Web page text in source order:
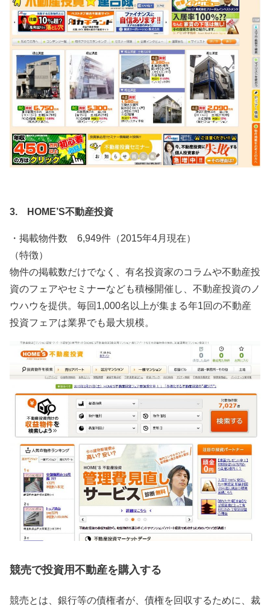
3. HOME’S不動産投資
・掲載物件数 6,949件（2015年4月現在）
（特徴）
物件の掲載数だけでなく、有名投資家のコラムや不動産投
資のフェアやセミナーなども積極開催し、不動産投資のノ
ウハウを提供。毎回1,000名以上が集まる年1回の不動産
投資フェアは業界でも最大規模。
競売で投資用不動産を購入する
競売とは、銀行等の債権者が、債権を回収するために、裁